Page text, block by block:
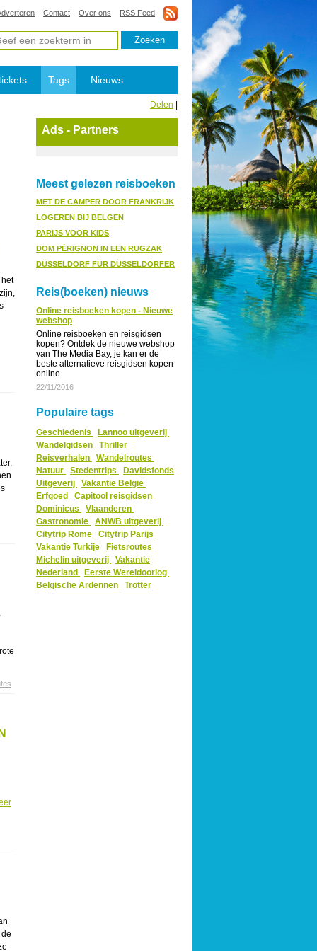
Contact Over ons RSS Feed
Tags Nieuws
Delen
Ads - Partners
Meest gelezen reisboeken
MET DE CAMPER DOOR FRANKRIJK
LOGEREN BIJ BELGEN
PARIJS VOOR KIDS
DOM PÉRIGNON IN EEN RUGZAK
DÜSSELDORF FÜR DÜSSELDÖRFER
Reis(boeken) nieuws
Online reisboeken kopen - Nieuwe
webshop
Online reisboeken en reisgidsen
kopen? Ontdek de nieuwe webshop
van The Media Bay, je kan er de
beste alternatieve reisgidsen kopen
online.
22/11/2016
Populaire tags
Geschiedenis
Lannoo uitgeverij
Wandelgidsen
Thriller
Reisverhalen
Wandelroutes
Natuur
Stedentrips
Davidsfonds
Uitgeverij
Vakantie België
Erfgoed
Capitool reisgidsen
Dominicus
Vlaanderen
Gastronomie
ANWB uitgeverij
Citytrip Rome
Citytrip Parijs
Vakantie Turkije
Fietsroutes
Michelin uitgeverij
Vakantie
Nederland
Eerste Wereldoorlog
Belgische Ardennen
Trotter